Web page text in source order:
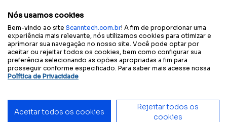
experiência acessível:
Início Blog E-book Promo Shopper: estratégias para engajar e impulsionar vendas
Nós usamos cookies
Bem-vindo ao site Scanntech.com.br! A fim de proporcionar uma
experiência mais relevante, nós utilizamos cookies para otimizar e
aprimorar sua navegação no nosso site. Você pode optar por
aceitar ou rejeitar todos os cookies, bem como configurar sua
preferência selecionando as opões apropriadas a fim para
prosseguir conforme especificado. Para saber mais acesse nossa
Política de Privacidade
Aceitar todos os cookies
Rejeitar todos os
cookies